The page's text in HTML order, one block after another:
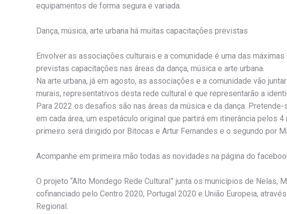
equipamentos de forma segura e variada.
Dança, música, arte urbana há muitas capacitações previstas
Envolver as associações culturais e a comunidade é uma das
previstas capacitações nas áreas da dança, música e arte urbana.
Na arte urbana, já em agosto, as associações e a comunidade vão
murais, representativos desta rede cultural e que representarão a
Para 2022 os desafios são nas áreas da música e da dança.
em cada área, um espetáculo original que partirá em itinerância pelos
primeiro será dirigido por Bitocas e Artur Fernandes e o segundo por
Acompanhe em primeira mão todas as novidades na página do
O projeto “Alto Mondego Rede Cultural” junta os municípios de Nelas,
cofinanciado pelo Centro 2020, Portugal 2020 e União Europeia,
Regional.